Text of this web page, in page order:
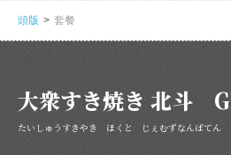
頭版 套餐
大衆すき焼き 北斗
たいしゅうすきやき ほくと じぇむずなんばてん